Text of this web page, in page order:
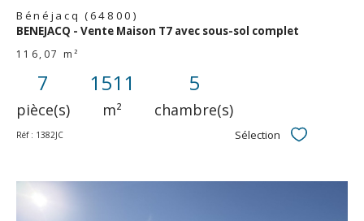
Bénéjacq (64800)
BENEJACQ - Vente Maison T7 avec sous-sol complet
116,07 m²
7
pièce(s)
1511
m²
5
chambre(s)
Réf : 1382JC Sélection Sélectionner